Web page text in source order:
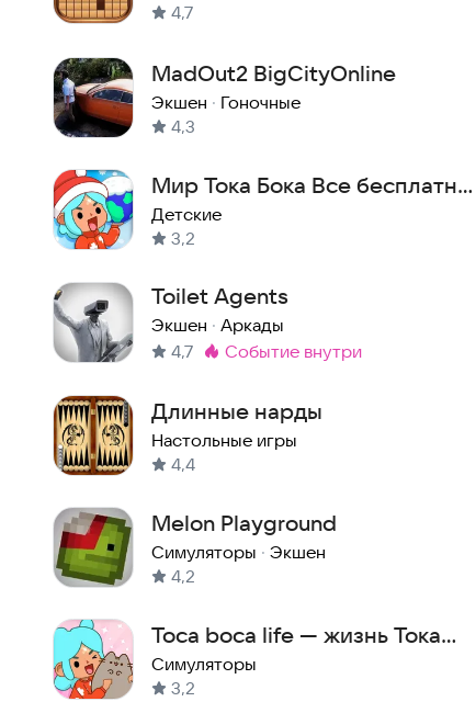
4,7
MadOut2 BigCityOnline
Экшен · Гоночные
4,3
Мир Тока Бока Все бесплатно
- Toca Boca World
Детские
3,2
Toilet Agents
Экшен · Аркады
4,7
Метка:
событие внутри
Длинные нарды
Настольные игры
4,4
Melon Playground
Симуляторы · Экшен
4,2
Toca boca life — жизнь Тока
Бока
Симуляторы
3,2